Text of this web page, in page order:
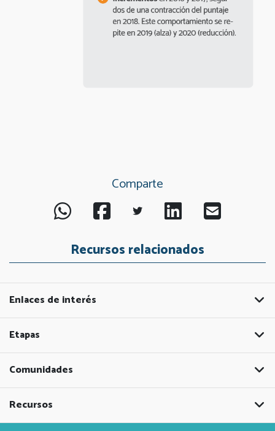
Comparte
Recursos relacionados
Enlaces de interés
Etapas
Comunidades
Recursos